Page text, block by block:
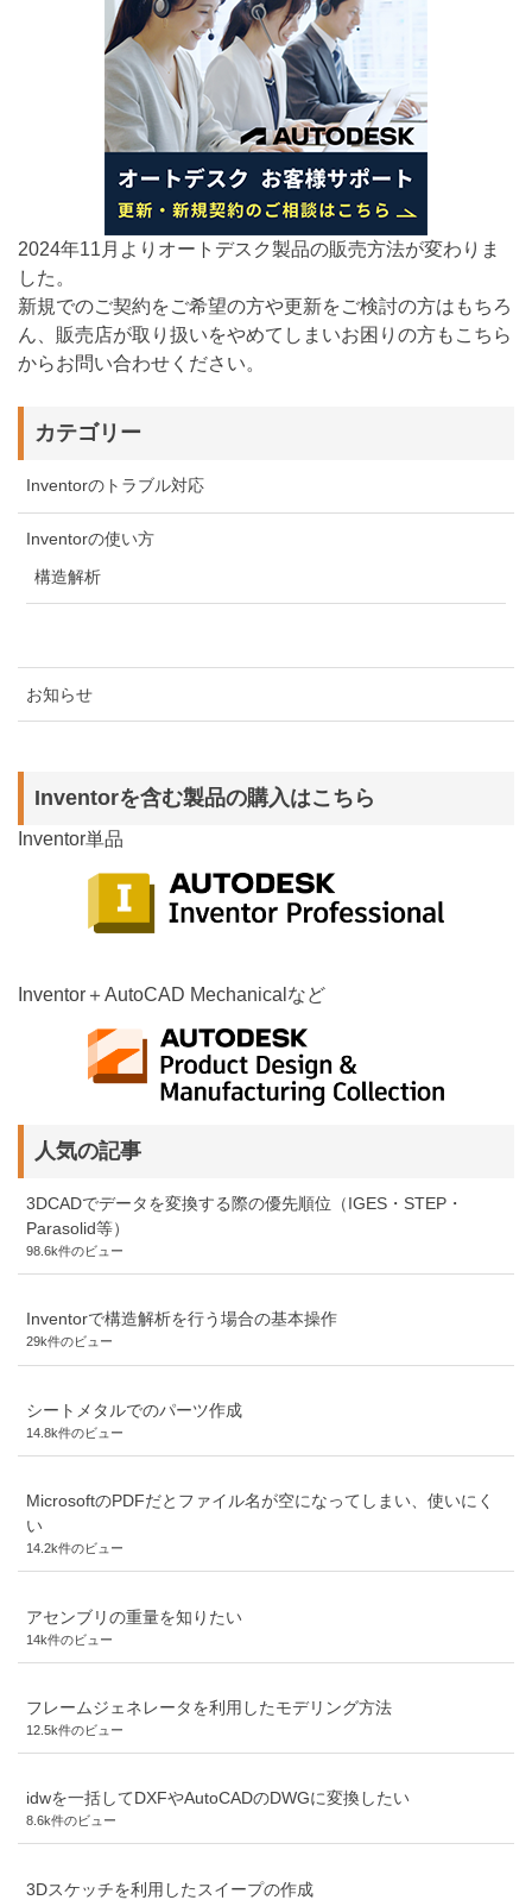
2024年11月よりオートデスク製品の販売方法が変わりま
した。
新規でのご契約をご希望の方や更新をご検討の方はもちろ
ん、販売店が取り扱いをやめてしまいお困りの方もこちら
からお問い合わせください。
カテゴリー
Inventorのトラブル対応
Inventorの使い方
構造解析
お知らせ
Inventorを含む製品の購入はこちら
Inventor単品
Inventor＋AutoCAD Mechanicalなど
人気の記事
3DCADでデータを変換する際の優先順位（IGES・STEP・
Parasolid等）
98.6k件のビュー
Inventorで構造解析を行う場合の基本操作
29k件のビュー
シートメタルでのパーツ作成
14.8k件のビュー
MicrosoftのPDFだとファイル名が空になってしまい、使いにく
い
14.2k件のビュー
アセンブリの重量を知りたい
14k件のビュー
フレームジェネレータを利用したモデリング方法
12.5k件のビュー
idwを一括してDXFやAutoCADのDWGに変換したい
8.6k件のビュー
3Dスケッチを利用したスイープの作成